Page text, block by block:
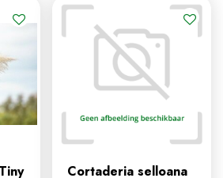
Cortaderia selloana